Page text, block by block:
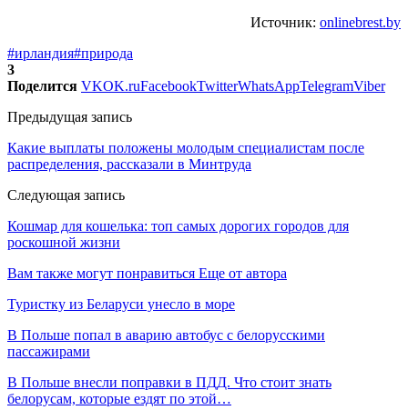
Источник: onlinebrest.by
#ирландия#природа
3
Поделится VKOK.ruFacebookTwitterWhatsAppTelegramViber
Предыдущая запись
Какие выплаты положены молодым специалистам после
распределения, рассказали в Минтруда
Следующая запись
Кошмар для кошелька: топ самых дорогих городов для
роскошной жизни
Вам также могут понравиться Еще от автора
Туристку из Беларуси унесло в море
В Польше попал в аварию автобус с белорусскими
пассажирами
В Польше внесли поправки в ПДД. Что стоит знать
белорусам, которые ездят по этой…